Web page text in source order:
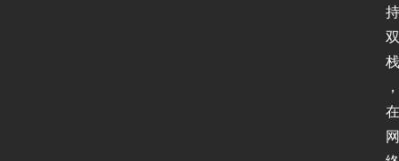
持
双
栈
，
在
网